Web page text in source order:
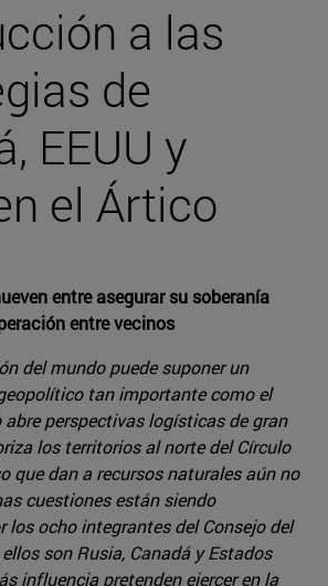
a las
de
EEUU y
el Ártico
entre asegurar su soberanía
entre vecinos
del mundo puede suponer un
tan importante como el
abre perspectivas logísticas de gran
los territorios al norte del Círculo
que dan a recursos naturales aún no
cuestiones están siendo
los ocho integrantes del Consejo del
son Rusia, Canadá y Estados
influencia pretenden ejercer en la